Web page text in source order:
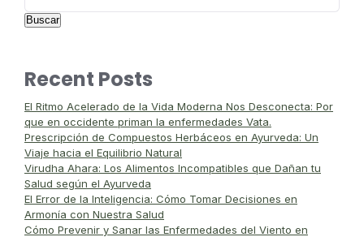
Buscar
Recent Posts
El Ritmo Acelerado de la Vida Moderna Nos Desconecta: Por
que en occidente priman la enfermedades Vata.
Prescripción de Compuestos Herbáceos en Ayurveda: Un
Viaje hacia el Equilibrio Natural
Virudha Ahara: Los Alimentos Incompatibles que Dañan tu
Salud según el Ayurveda
El Error de la Inteligencia: Cómo Tomar Decisiones en
Armonía con Nuestra Salud
Cómo Prevenir y Sanar las Enfermedades del Viento en